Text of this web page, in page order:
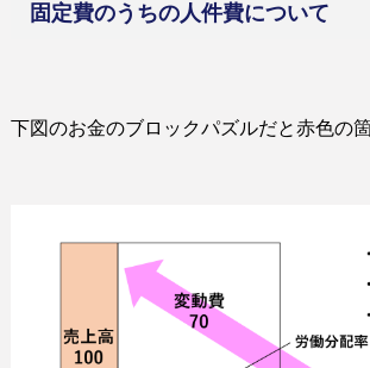
固定費のうちの人件費について
下図のお金のブロックパズルだと赤色の箇